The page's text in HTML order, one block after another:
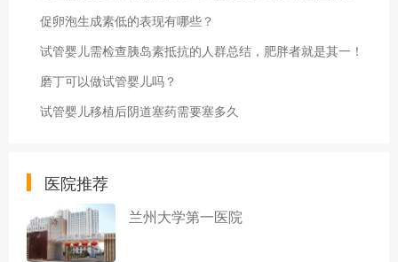
促卵泡生成素低的表现有哪些？
试管婴儿需检查胰岛素抵抗的人群总结，肥胖者就是其一！
磨丁可以做试管婴儿吗？
试管婴儿移植后阴道塞药需要塞多久
医院推荐
兰州大学第一医院